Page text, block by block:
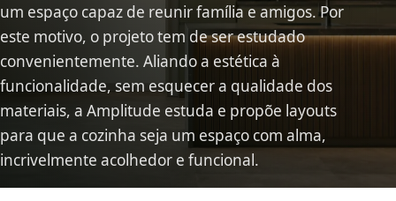
um espaço capaz de reunir família e amigos. Por
este motivo, o projeto tem de ser estudado
convenientemente. Aliando a estética à
funcionalidade, sem esquecer a qualidade dos
materiais, a Amplitude estuda e propõe layouts
para que a cozinha seja um espaço com alma,
incrivelmente acolhedor e funcional.